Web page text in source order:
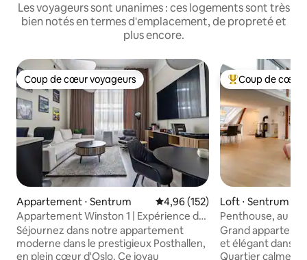
Les voyageurs sont unanimes : ces logements sont très
bien notés en termes d'emplacement, de propreté et
plus encore.
Coup de cœur voyageurs
Coup de cœur voyageurs
Appartement ⋅ Sentrum Évaluation moyenne sur la
4,96 (152)
Appartement Winston 1 | Expérience de
luxe et design
Séjournez dans notre appartement
moderne dans le prestigieux Posthallen,
en plein cœur d'Oslo. Ce joyau
Coups de cœur
Coup de cœur
Loft ⋅ Sentrum
Penthouse, au
d'Oslo
Grand
et élégant dans
Quartier calme et sûr. Les